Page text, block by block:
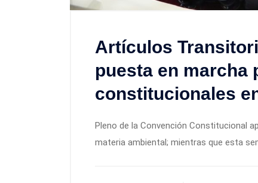
Artículos
puesta en marcha
constitucionales
Pleno de la Convención Constitucional
materia ambiental; mientras que esta